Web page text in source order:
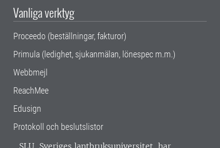
Vanliga verktyg
Proceedo (beställningar, fakturor)
Primula (ledighet, sjukanmälan, lönespec m.m.)
Webbmejl
ReachMee
Edusign
Protokoll och beslutslistor
SLU, Sveriges lantbruksuniversitet, har